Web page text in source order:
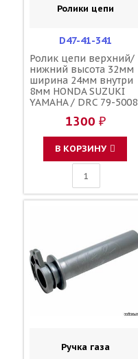
Ролики цепи
D47-41-341
Ролик цепи верхний/
нижний высота 32мм
ширина 24мм внутри
8мм HONDA SUZUKI
YAMAHA / DRC 79-5008
35B00 BR9-22178-00-00
1300 ₽
В КОРЗИНУ
Ручка газа